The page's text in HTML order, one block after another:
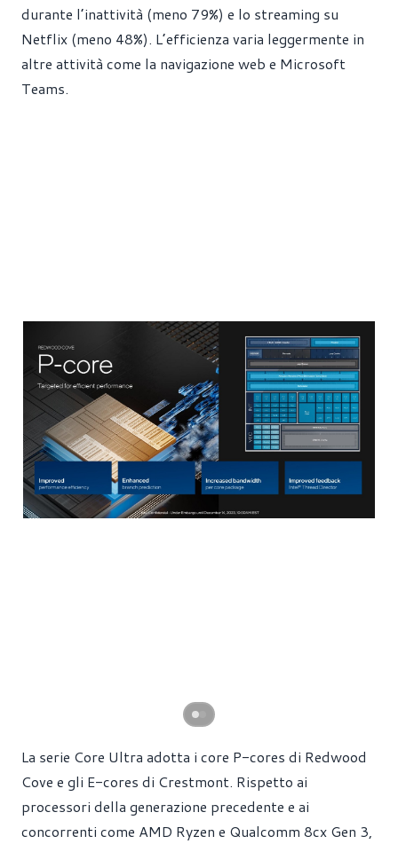
durante l’inattività (meno 79%) e lo streaming su
Netflix (meno 48%). L’efficienza varia leggermente in
altre attività come la navigazione web e Microsoft
Teams.
La serie Core Ultra adotta i core P-cores di Redwood
Cove e gli E-cores di Crestmont. Rispetto ai
processori della generazione precedente e ai
concorrenti come AMD Ryzen e Qualcomm 8cx Gen 3,